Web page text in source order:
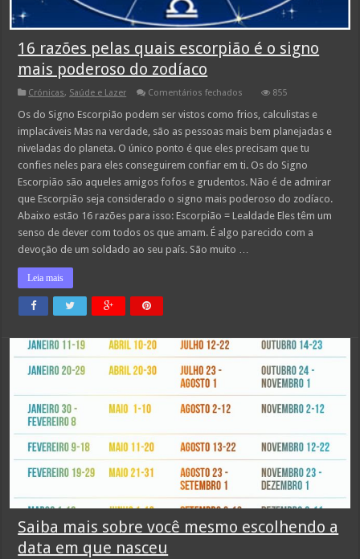
16 razões pelas quais escorpião é o signo
mais poderoso do zodíaco
Crónicas, Saúde e Lazer Comentários fechados
razões
pelas
quais
escorpião
é
o
mais
poderoso
zodíaco
855
Os do Signo Escorpião podem ser vistos como frios, calculistas e
implacáveis Mas na verdade, são as pessoas mais bem planejadas e
niveladas do planeta. O único ponto é que eles precisam que tu
confies neles para eles conseguirem confiar em ti. Os do Signo
Escorpião são aqueles amigos fofos e grudentos. Não é de admirar
que Escorpião seja considerado o signo mais poderoso do zodíaco.
Abaixo estão 16 razões para isso: Escorpião = Lealdade Eles têm um
senso de dever com todos os que amam. É algo parecido com a
devoção de um soldado ao seu país. São muito …
Leia mais
Saiba mais sobre você mesmo escolhendo a
data em que nasceu